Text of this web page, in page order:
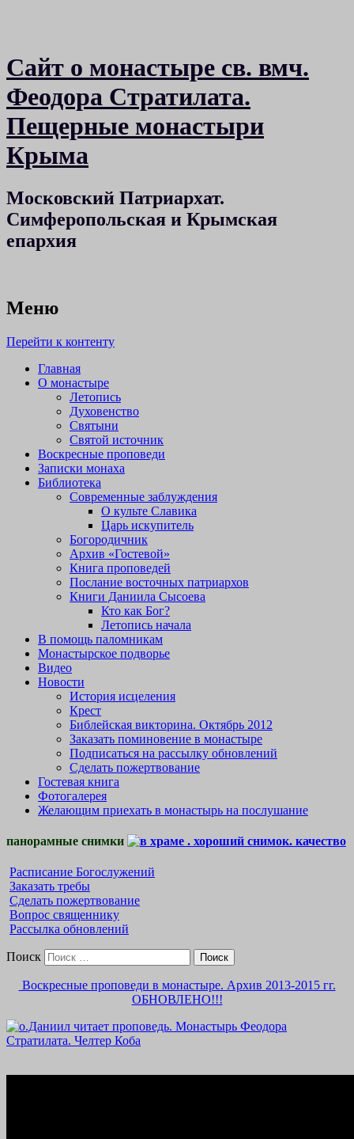
Сайт о монастыре св. вмч.
Феодора Стратилата.
Пещерные монастыри
Крыма
Московский Патриархат.
Симферопольская и Крымская
епархия
Меню
Перейти к контенту
Главная
О монастыре
Летопись
Духовенство
Святыни
Святой источник
Воскресные проповеди
Записки монаха
Библиотека
Современные заблуждения
О культе Славика
Царь искупитель
Богородичник
Архив «Гостевой»
Книга проповедей
Послание восточных патриархов
Книги Даниила Сысоева
Кто как Бог?
Летопись начала
В помощь паломникам
Монастырское подворье
Видео
Новости
История исцеления
Крест
Библейская викторина. Октябрь 2012
Заказать поминовение в монастыре
Подписаться на рассылку обновлений
Сделать пожертвование
Гостевая книга
Фотогалерея
Желающим приехать в монастырь на послушание
панорамные снимки
Расписание Богослужений
Заказать требы
Сделать пожертвование
Вопрос священнику
Рассылка обновлений
Поиск
Воскресные проповеди в монастыре. Архив 2013-2015 гг.
ОБНОВЛЕНО!!!